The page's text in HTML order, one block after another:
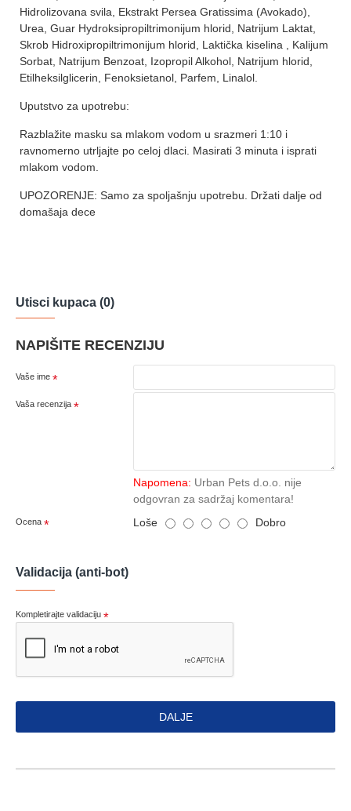
Hidrolizovana svila, Ekstrakt Persea Gratissima (Avokado),
Urea, Guar Hydroksipropiltrimonijum hlorid, Natrijum Laktat,
Skrob Hidroxipropiltrimonijum hlorid, Laktička kiselina , Kalijum
Sorbat, Natrijum Benzoat, Izopropil Alkohol, Natrijum hlorid,
Etilheksilglicerin, Fenoksietanol, Parfem, Linalol.
Uputstvo za upotrebu:
Razblažite masku sa mlakom vodom u srazmeri 1:10 i
ravnomerno utrljajte po celoj dlaci. Masirati 3 minuta i isprati
mlakom vodom.
UPOZORENJE: Samo za spoljašnju upotrebu. Držati dalje od
domašaja dece
Utisci kupaca (0)
NAPIŠITE RECENZIJU
Vaše ime
Vaša recenzija
Napomena: Urban Pets d.o.o. nije
odgovran za sadržaj komentara!
Ocena Loše Dobro
Validacija (anti-bot)
Kompletirajte validaciju
DALJE